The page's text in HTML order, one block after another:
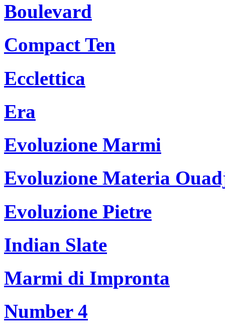
Boulevard
Compact Ten
Ecclettica
Era
Evoluzione Marmi
Evoluzione Materia
Evoluzione Pietre
Indian Slate
Marmi di Impronta
Number 4